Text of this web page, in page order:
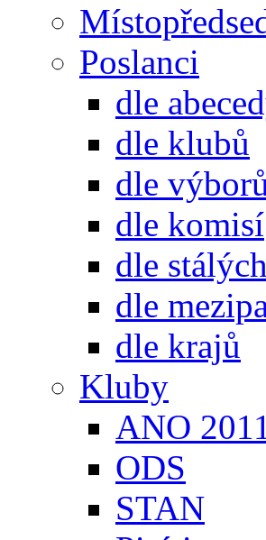
Poslanci
dle
dle klubů
dle
dle komisí
dle
dle
dle krajů
Kluby
ANO
ODS
STAN